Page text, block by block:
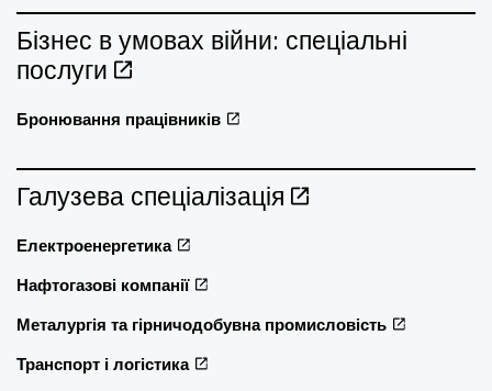
Бізнес в умовах війни: спеціальні
послуги
Бронювання працівників
Галузева спеціалізація
Електроенергетика
Нафтогазові компанії
Металургія та гірничодобувна промисловість
Транспорт і логістика